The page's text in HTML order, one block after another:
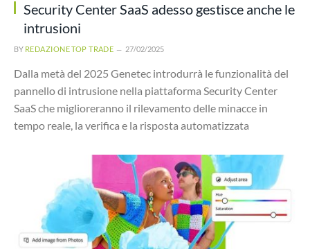
Security Center SaaS adesso gestisce anche le
intrusioni
BY REDAZIONE TOP TRADE 27/02/2025
Dalla metà del 2025 Genetec introdurrà le funzionalità del
pannello di intrusione nella piattaforma Security Center
SaaS che miglioreranno il rilevamento delle minacce in
tempo reale, la verifica e la risposta automatizzata